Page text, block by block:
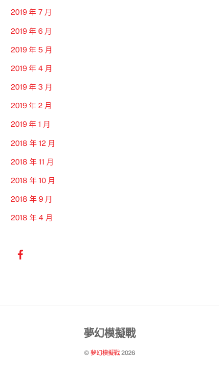
2019 年 7 月
2019 年 6 月
2019 年 5 月
2019 年 4 月
2019 年 3 月
2019 年 2 月
2019 年 1 月
2018 年 12 月
2018 年 11 月
2018 年 10 月
2018 年 9 月
2018 年 4 月
Back
Top
夢幻模擬戰
© 夢幻模擬戰2026